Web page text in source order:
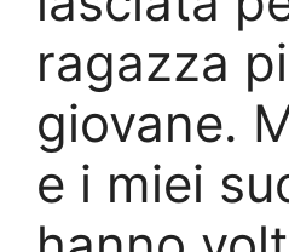
ragazza
giovane.
e i miei